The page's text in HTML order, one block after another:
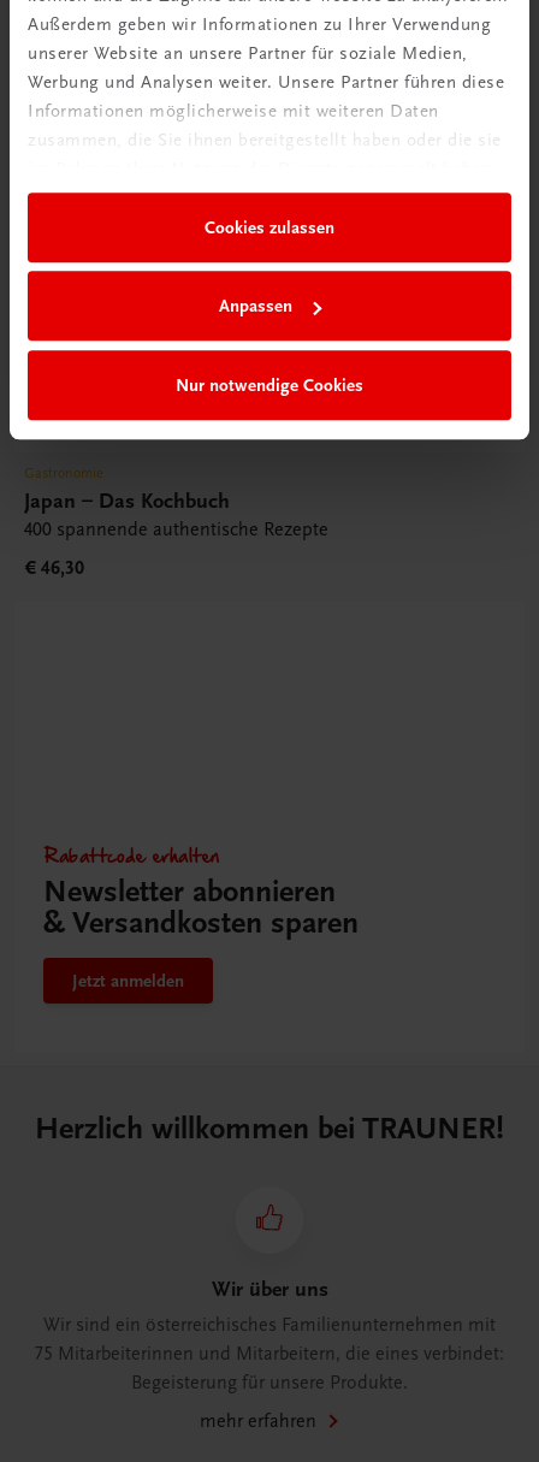
Außerdem geben wir Informationen zu Ihrer Verwendung
unserer Website an unsere Partner für soziale Medien,
Werbung und Analysen weiter. Unsere Partner führen diese
Informationen möglicherweise mit weiteren Daten
zusammen, die Sie ihnen bereitgestellt haben oder die sie
Cookies zulassen
Anpassen
Nur notwendige Cookies
Gastronomie
Japan – Das Kochbuch
400 spannende authentische Rezepte
€ 46,30
Rabattcode erhalten
Newsletter abonnieren
& Versandkosten sparen
Jetzt anmelden
Herzlich willkommen bei TRAUNER!
Wir über uns
Wir sind ein österreichisches Familienunternehmen mit
75 Mitarbeiterinnen und Mitarbeitern, die eines verbindet:
Begeisterung für unsere Produkte.
mehr erfahren